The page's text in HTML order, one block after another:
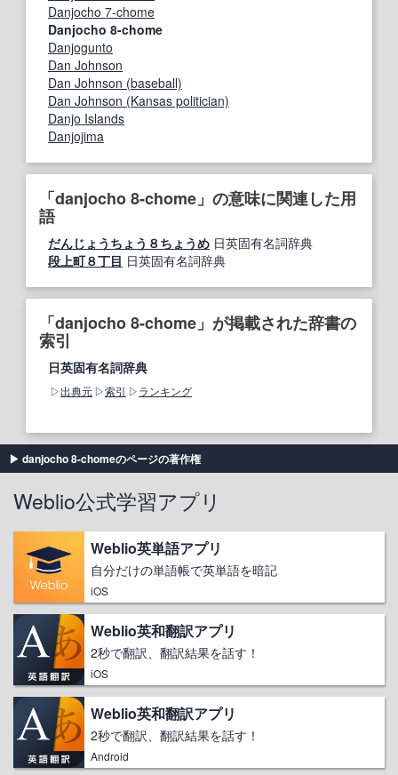
Danjocho 7-chome
Danjocho 8-chome
Danjogunto
Dan Johnson
Dan Johnson (baseball)
Dan Johnson (Kansas politician)
Danjo Islands
Danjojima
「danjocho 8-chome」の意味に関連した用
語
だんじょうちょう８ちょうめ 日英固有名詞辞典
段上町８丁目 日英固有名詞辞典
「danjocho 8-chome」が掲載された辞書の
索引
日英固有名詞辞典
出典元 索引 ランキング
danjocho 8-chomeのページの著作権
Weblio公式学習アプリ
Weblio英単語アプリ
自分だけの単語帳で英単語を暗記
iOS
Weblio英和翻訳アプリ
2秒で翻訳、翻訳結果を話す！
iOS
Weblio英和翻訳アプリ
2秒で翻訳、翻訳結果を話す！
Android